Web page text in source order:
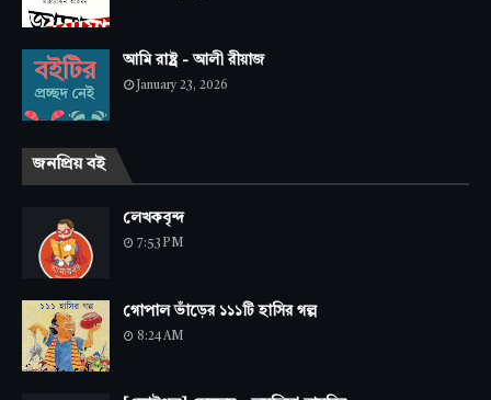
আমি রাষ্ট্র - আলী রীয়াজ
January 23, 2026
জনপ্রিয় বই
লেখকবৃন্দ
7:53 PM
গোপাল ভাঁড়ের ১১১টি হাসির গল্প
8:24 AM